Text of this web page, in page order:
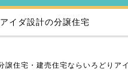
アイダ設計の分譲住宅
譲住宅・建売住宅ならいろどりア